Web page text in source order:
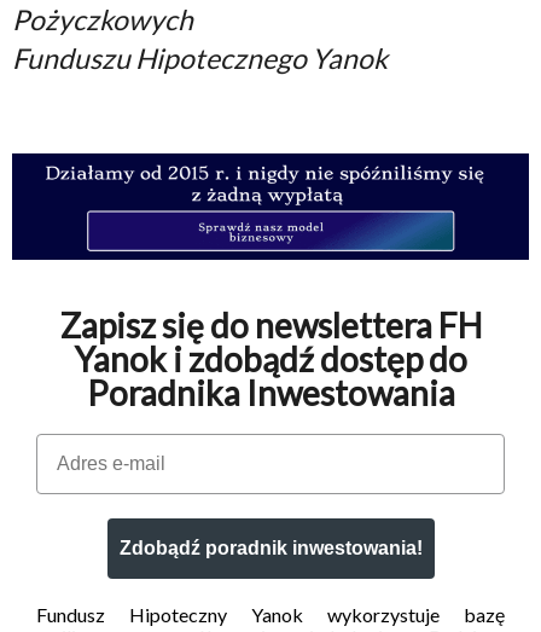
Pożyczkowych
Funduszu Hipotecznego Yanok
Zapisz się do newslettera FH
Yanok i zdobądź dostęp do
Poradnika Inwestowania
Email
Zdobądź poradnik inwestowania!
Fundusz Hipoteczny Yanok wykorzystuje bazę